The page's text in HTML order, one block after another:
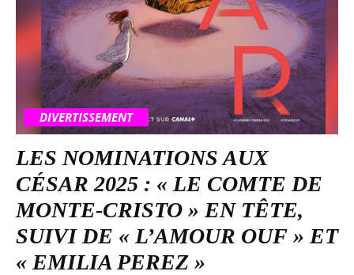
DIVERTISSEMENT
LES NOMINATIONS AUX
CÉSAR 2025 : « LE COMTE DE
MONTE-CRISTO » EN TÊTE,
SUIVI DE « L’AMOUR OUF » ET
« EMILIA PEREZ »